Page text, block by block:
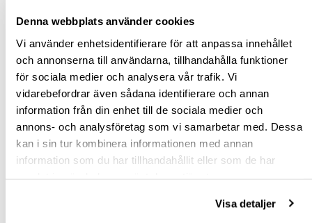
Denna webbplats använder cookies
Vi använder enhetsidentifierare för att anpassa innehållet
och annonserna till användarna, tillhandahålla funktioner
för sociala medier och analysera vår trafik. Vi
vidarebefordrar även sådana identifierare och annan
information från din enhet till de sociala medier och
annons- och analysföretag som vi samarbetar med. Dessa
kan i sin tur kombinera informationen med annan
information som du har tillhandahållit eller som de har
Visa detaljer
Rensa val
st
VÄLJ VARIANT
Snabba leveranser